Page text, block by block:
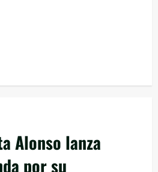
Alonso lanza
por su